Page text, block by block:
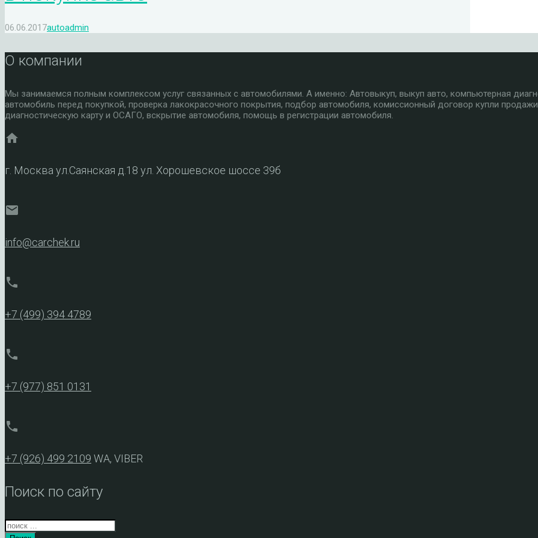
06.06.2017autoadmin
О компании
Мы занимаемся полным комплексом услуг связанных с автомобилями. А именно: Автовыкуп, выкуп авто, компьютерная
автомобиль перед покупкой, проверка лакокрасочного покрытия, подбор автомобиля, комиссионный договор купли
диагностическую карту и ОСАГО, вскрытие автомобиля, помощь в регистрации автомобиля.
home
г. Москва ул.Саянская д.18 ул. Хорошевское шоссе 39б
mail
info@carchek.ru
phone
+7 (499) 394 4789
phone
+7 (977) 851 0131
phone
+7 (926) 499 2109 WA, VIBER
Поиск по сайту